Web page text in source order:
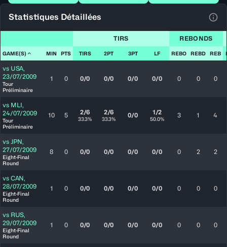
Statistiques Détaillées
TIRS REBONDS
GAME(S) MIN PTS TIRS 2PT 3PT LF REBO REBD REB
vs USA,
23/07/2009
Tour
Préliminaire
1 0 0/0 0/0 0/0 0/0 0 0 0
vs MLI,
24/07/2009
Tour
Préliminaire
10 5 2/6
33.3%
2/6
33.3% 0/0 1/2
50.0% 3 1 4
vs JPN,
27/07/2009
Eight-Final
Round
8 0 0/0 0/0 0/0 0/0 0 2 2
vs CAN,
28/07/2009
Eight-Final
Round
1 0 0/0 0/0 0/0 0/0 0 0 0
vs RUS,
29/07/2009
Eight-Final
Round
1 0 0/0 0/0 0/0 0/0 0 0 0